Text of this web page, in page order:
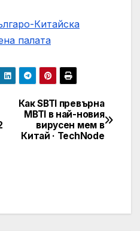
Китайска
палaта
Как SBTI превърна
MBTI в най-новия
вирусен мем в
Китай · TechNode